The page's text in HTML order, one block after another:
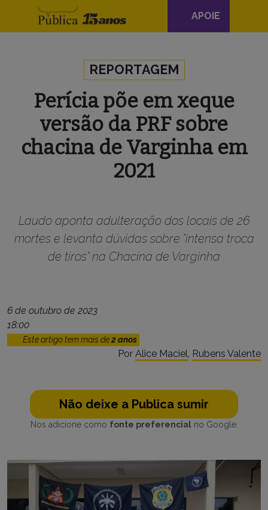
Navegação
principal
APOIE
REPORTAGEM
Perícia põe em xeque
versão da PRF sobre
chacina de Varginha em
2021
Laudo aponta adulteração dos locais de 26
mortes e levanta dúvidas sobre "intensa troca
de tiros" na Chacina de Varginha
6 de outubro de 2023
18:00
Este artigo tem mais de2 anos
Por Alice Maciel, Rubens Valente
Não deixe a Publica sumir
Nos adicione como fonte preferencialno Google.